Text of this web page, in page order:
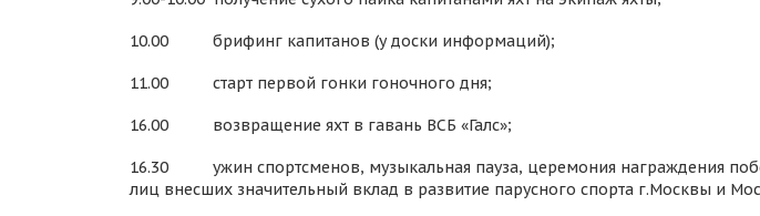
10.00 брифинг капитанов (у доски информаций);
11.00 старт первой гонки гоночного дня;
16.00 возвращение яхт в гавань ВСБ «Галс»;
16.30 ужин спортсменов, музыкальная пауза, церемония награждения
лиц внесших значительный вклад в развитие парусного спорта г.Москвы и